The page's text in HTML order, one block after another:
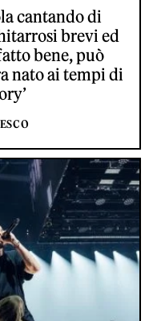
cantando di
brevi ed
bene, può
nato ai tempi di